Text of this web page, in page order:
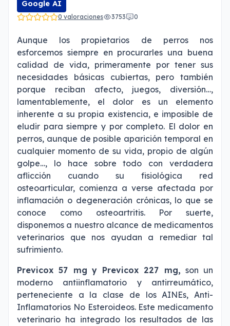
Google AI
0 valoraciones 3753 0
Aunque los propietarios de perros nos
esforcemos siempre en procurarles una buena
calidad de vida, primeramente por tener sus
necesidades básicas cubiertas, pero también
porque reciban afecto, juegos, diversión…,
lamentablemente, el dolor es un elemento
inherente a su propia existencia, e imposible de
eludir para siempre y por completo. El dolor en
perros, aunque de posible aparición temporal en
cualquier momento de su vida, propio de algún
golpe…, lo hace sobre todo con verdadera
aflicción cuando su fisiológica red
osteoarticular, comienza a verse afectada por
inflamación o degeneración crónicas, lo que se
conoce como osteoartritis. Por suerte,
disponemos a nuestro alcance de medicamentos
veterinarios que nos ayudan a remediar tal
sufrimiento.
Previcox 57 mg y Previcox 227 mg, son un
moderno antiinflamatorio y antirreumático,
perteneciente a la clase de los AINEs, Anti-
Inflamatorios No Esteroideos. Este medicamento
veterinario ha integrado los resultados de las